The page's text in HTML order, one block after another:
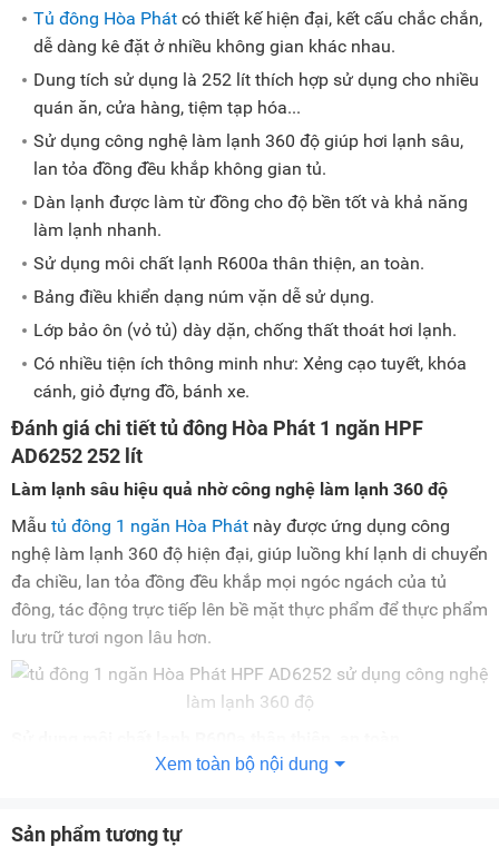
Tủ đông Hòa Phát có thiết kế hiện đại, kết cấu chắc chắn,
dễ dàng kê đặt ở nhiều không gian khác nhau.
Dung tích sử dụng là 252 lít thích hợp sử dụng cho nhiều
quán ăn, cửa hàng, tiệm tạp hóa...
Sử dụng công nghệ làm lạnh 360 độ giúp hơi lạnh sâu,
lan tỏa đồng đều khắp không gian tủ.
Dàn lạnh được làm từ đồng cho độ bền tốt và khả năng
làm lạnh nhanh.
Sử dụng môi chất lạnh R600a thân thiện, an toàn.
Bảng điều khiển dạng núm vặn dễ sử dụng.
Lớp bảo ôn (vỏ tủ) dày dặn, chống thất thoát hơi lạnh.
Có nhiều tiện ích thông minh như: Xẻng cạo tuyết, khóa
cánh, giỏ đựng đồ, bánh xe.
Đánh giá chi tiết tủ đông Hòa Phát 1 ngăn HPF
AD6252 252 lít
Làm lạnh sâu hiệu quả nhờ công nghệ làm lạnh 360 độ
Mẫu tủ đông 1 ngăn Hòa Phát này được ứng dụng công
nghệ làm lạnh 360 độ hiện đại, giúp luồng khí lạnh di chuyển
đa chiều, lan tỏa đồng đều khắp mọi ngóc ngách của tủ
đông, tác động trực tiếp lên bề mặt thực phẩm để thực phẩm
lưu trữ tươi ngon lâu hơn.
Nhờ sử dụng môi chất lạnh thế hệ mới R600a mà chiếc tủ
phẩm hiệu quả, tiết kiệm điện năng tối ưu. Ngoài ra, loại gas
Xem toàn bộ nội dung
Sản phẩm tương tự